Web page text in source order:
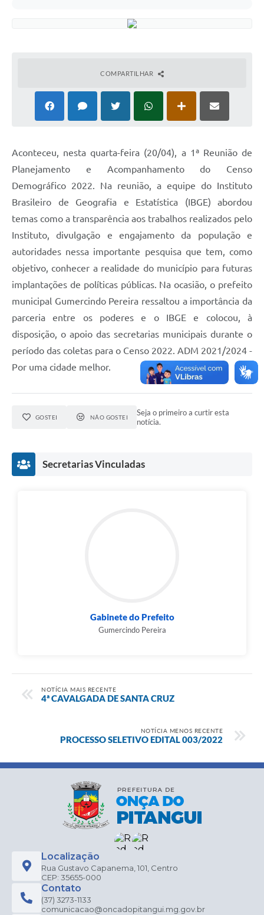
COMPARTILHAR
Aconteceu, nesta quarta-feira (20/04), a 1ª Reunião de
Planejamento e Acompanhamento do Censo
Demográfico 2022. Na reunião, a equipe do Instituto
Brasileiro de Geografia e Estatística (IBGE) abordou
temas como a transparência aos trabalhos realizados pelo
Instituto, divulgação e engajamento da população e
autoridades nessa importante pesquisa que tem, como
objetivo, conhecer a realidade do município para futuras
implantações de políticas públicas. Na ocasião, o prefeito
municipal Gumercindo Pereira ressaltou a importância da
parceria entre os poderes e o IBGE e colocou, à
disposição, o apoio das secretarias municipais durante o
período das coletas para o Censo 2022. ADM 2021/2024 -
Por uma cidade melhor.
GOSTEI NÃO GOSTEI
Seja o primeiro a curtir esta
notícia.
Secretarias Vinculadas
Gabinete do Prefeito
Gumercindo Pereira
NOTÍCIA MAIS RECENTE
4ª CAVALGADA DE SANTA CRUZ
NOTÍCIA MENOS RECENTE
PROCESSO SELETIVO EDITAL 003/2022
Localização
Rua Gustavo Capanema, 101, Centro
CEP: 35655-000
Contato
(37) 3273-1133
comunicacao@oncadopitangui.mg.gov.br